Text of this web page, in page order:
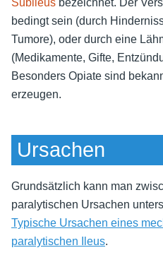
bedingt sein (durch
Tumore), oder durch eine
(Medikamente, Gifte,
Besonders Opiate sind
erzeugen.
Ursachen
Grundsätzlich kann man
paralytischen Ursachen
Typische Ursachen eines
paralytischen Ileus.